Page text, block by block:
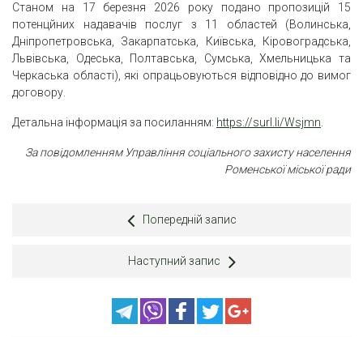
Станом на 17 березня 2026 року подано пропозицій 15
потенцйних надавачів послуг з 11 областей (Волинська,
Дніпропетровська, Закарпатська, Київська, Кіровоградська,
Львівськa, Одеська, Полтавська, Сумська, Хмельницька та
Черкаська області), які опрацьовуються відповідно до вимог
договору.
Детальна інформація за посиланням: https://surl.li/Wsjmn.
За повідомленням Управління соціального захисту населення
Роменської міської ради
Попередній запис
Наступний запис